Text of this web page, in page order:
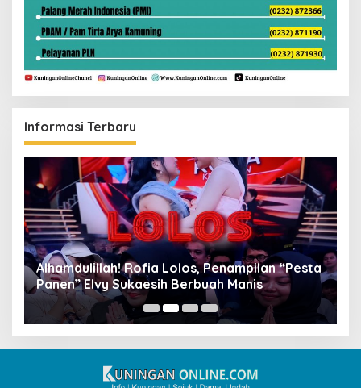
Informasi Terbaru
Alhamdulillah! Rofia Lolos, Penampilan “Pesta
Panen” Elvy Sukaesih Berbuah Manis